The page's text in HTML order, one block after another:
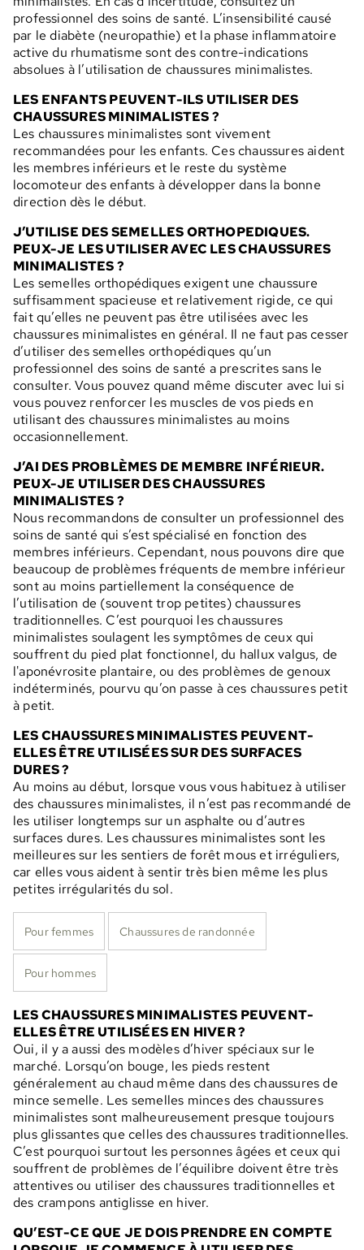
professionnel des soins de santé. L’insensibilité causé
par le diabète (neuropathie) et la phase inflammatoire
active du rhumatisme sont des contre-indications
absolues à l’utilisation de chaussures minimalistes.
LES ENFANTS PEUVENT-ILS UTILISER DES
CHAUSSURES MINIMALISTES ?
Les chaussures minimalistes sont vivement
recommandées pour les enfants. Ces chaussures aident
les membres inférieurs et le reste du système
locomoteur des enfants à développer dans la bonne
direction dès le début.
J’UTILISE DES SEMELLES ORTHOPEDIQUES.
PEUX-JE LES UTILISER AVEC LES CHAUSSURES
MINIMALISTES ?
Les semelles orthopédiques exigent une chaussure
suffisamment spacieuse et relativement rigide, ce qui
fait qu’elles ne peuvent pas être utilisées avec les
chaussures minimalistes en général. Il ne faut pas cesser
d’utiliser des semelles orthopédiques qu’un
professionnel des soins de santé a prescrites sans le
consulter. Vous pouvez quand même discuter avec lui si
vous pouvez renforcer les muscles de vos pieds en
utilisant des chaussures minimalistes au moins
occasionnellement.
J’AI DES PROBLÈMES DE MEMBRE INFÉRIEUR.
PEUX-JE UTILISER DES CHAUSSURES
MINIMALISTES ?
Nous recommandons de consulter un professionnel des
soins de santé qui s’est spécialisé en fonction des
membres inférieurs. Cependant, nous pouvons dire que
beaucoup de problèmes fréquents de membre inférieur
sont au moins partiellement la conséquence de
l’utilisation de (souvent trop petites) chaussures
traditionnelles. C’est pourquoi les chaussures
minimalistes soulagent les symptômes de ceux qui
souffrent du pied plat fonctionnel, du hallux valgus, de
l'aponévrosite plantaire, ou des problèmes de genoux
indéterminés, pourvu qu’on passe à ces chaussures petit
à petit.
LES CHAUSSURES MINIMALISTES PEUVENT-
ELLES ÊTRE UTILISÉES SUR DES SURFACES
DURES ?
Au moins au début, lorsque vous vous habituez à utiliser
des chaussures minimalistes, il n’est pas recommandé de
les utiliser longtemps sur un asphalte ou d’autres
surfaces dures. Les chaussures minimalistes sont les
meilleures sur les sentiers de forêt mous et irréguliers,
car elles vous aident à sentir très bien même les plus
petites irrégularités du sol.
Pour femmes Chaussures de randonnée
Pour hommes
LES CHAUSSURES MINIMALISTES PEUVENT-
ELLES ÊTRE UTILISÉES EN HIVER ?
Oui, il y a aussi des modèles d’hiver spéciaux sur le
marché. Lorsqu’on bouge, les pieds restent
généralement au chaud même dans des chaussures de
mince semelle. Les semelles minces des chaussures
minimalistes sont malheureusement presque toujours
plus glissantes que celles des chaussures traditionnelles.
C’est pourquoi surtout les personnes âgées et ceux qui
souffrent de problèmes de l’équilibre doivent être très
attentives ou utiliser des chaussures traditionnelles et
des crampons antiglisse en hiver.
QU’EST-CE QUE JE DOIS PRENDRE EN COMPTE